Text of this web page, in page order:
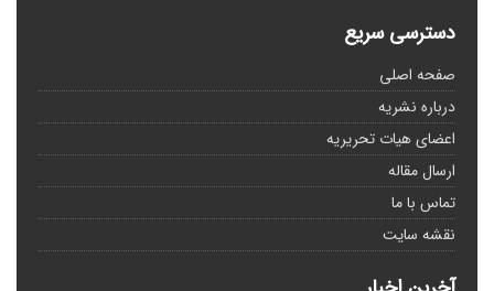
دسترسی سریع
صفحه اصلی
درباره نشریه
اعضای هیات تحریریه
ارسال مقاله
تماس با ما
نقشه سایت